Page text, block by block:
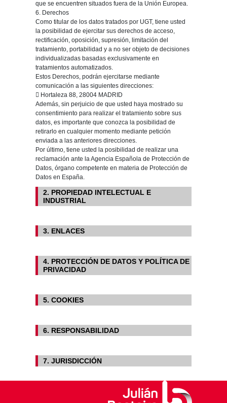
que se encuentren situados fuera de la Unión Europea.
6. Derechos
Como titular de los datos tratados por UGT, tiene usted
la posibilidad de ejercitar sus derechos de acceso,
rectificación, oposición, supresión, limitación del
tratamiento, portabilidad y a no ser objeto de decisiones
individualizadas basadas exclusivamente en
tratamientos automatizados.
Estos Derechos, podrán ejercitarse mediante
comunicación a las siguientes direcciones:
 Hortaleza 88, 28004 MADRID
Además, sin perjuicio de que usted haya mostrado su
consentimiento para realizar el tratamiento sobre sus
datos, es importante que conozca la posibilidad de
retirarlo en cualquier momento mediante petición
enviada a las anteriores direcciones.
Por último, tiene usted la posibilidad de realizar una
reclamación ante la Agencia Española de Protección de
Datos, órgano competente en materia de Protección de
Datos en España.
2. PROPIEDAD INTELECTUAL E
INDUSTRIAL
3. ENLACES
4. PROTECCIÓN DE DATOS Y POLÍTICA DE
PRIVACIDAD
5. COOKIES
6. RESPONSABILIDAD
7. JURISDICCIÓN